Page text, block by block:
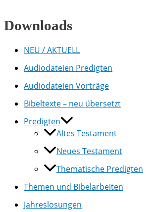
Downloads
NEU / AKTUELL
Audiodateien Predigten
Audiodateien Vorträge
Bibeltexte – neu übersetzt
Predigten
Altes Testament
Neues Testament
Thematische Predigten
Themen und Bibelarbeiten
Jahreslosungen